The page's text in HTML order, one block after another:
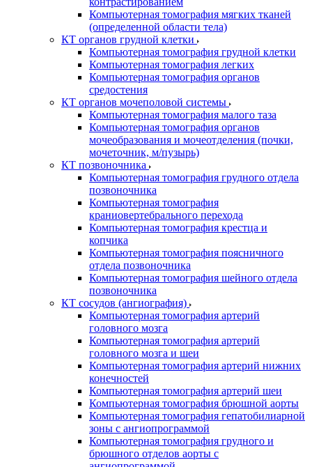
Компьютерная томография мягких тканей
(определенной области тела)
КТ органов грудной клетки
Компьютерная томография грудной клетки
Компьютерная томография легких
Компьютерная томография органов
средостения
КТ органов мочеполовой системы
Компьютерная томография малого таза
Компьютерная томография органов
мочеобразования и мочеотделения (почки,
мочеточник, м/пузырь)
КТ позвоночника
Компьютерная томография грудного отдела
позвоночника
Компьютерная томография
краниовертебрального перехода
Компьютерная томография крестца и
копчика
Компьютерная томография поясничного
отдела позвоночника
Компьютерная томография шейного отдела
позвоночника
КТ сосудов (ангиография)
Компьютерная томография артерий
головного мозга
Компьютерная томография артерий
головного мозга и шеи
Компьютерная томография артерий нижних
конечностей
Компьютерная томография артерий шеи
Компьютерная томография брюшной аорты
Компьютерная томография гепатобилиарной
зоны с ангиопрограммой
Компьютерная томография грудного и
брюшного отделов аорты с